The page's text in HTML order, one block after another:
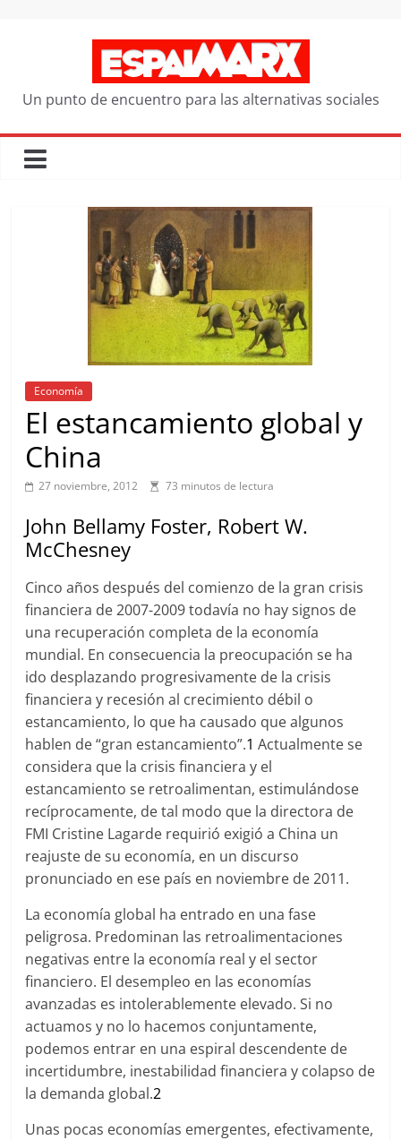
Un punto de encuentro para las alternativas sociales
Economía
El estancamiento global y
China
27 noviembre, 2012 73 minutos de lectura
John Bellamy Foster, Robert W.
McChesney
Cinco años después del comienzo de la gran crisis
financiera de 2007-2009 todavía no hay signos de
una recuperación completa de la economía
mundial. En consecuencia la preocupación se ha
ido desplazando progresivamente de la crisis
financiera y recesión al crecimiento débil o
estancamiento, lo que ha causado que algunos
hablen de “gran estancamiento”.1 Actualmente se
considera que la crisis financiera y el
estancamiento se retroalimentan, estimulándose
recíprocamente, de tal modo que la directora de
FMI Cristine Lagarde requirió exigió a China un
reajuste de su economía, en un discurso
pronunciado en ese país en noviembre de 2011.
La economía global ha entrado en una fase
peligrosa. Predominan las retroalimentaciones
negativas entre la economía real y el sector
financiero. El desempleo en las economías
avanzadas es intolerablemente elevado. Si no
actuamos y no lo hacemos conjuntamente,
podemos entrar en una espiral descendente de
incertidumbre, inestabilidad financiera y colapso de
la demanda global.2
Unas pocas economías emergentes, efectivamente,